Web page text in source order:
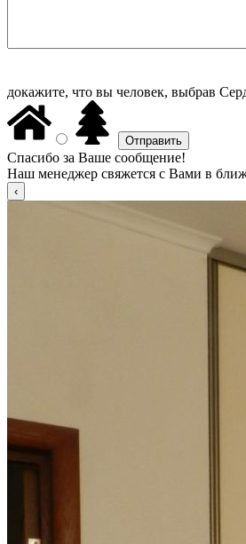
докажите, что вы человек, выбрав
Спасибо за Ваше сообщение!
Наш менеджер свяжется с Вами в